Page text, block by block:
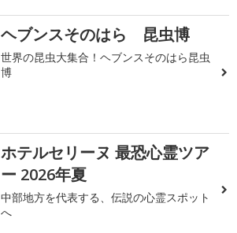
ヘブンスそのはら 昆虫博
世界の昆虫大集合！ヘブンスそのはら昆虫
博
ホテルセリーヌ 最恐心霊ツア
ー 2026年夏
中部地方を代表する、伝説の心霊スポット
へ